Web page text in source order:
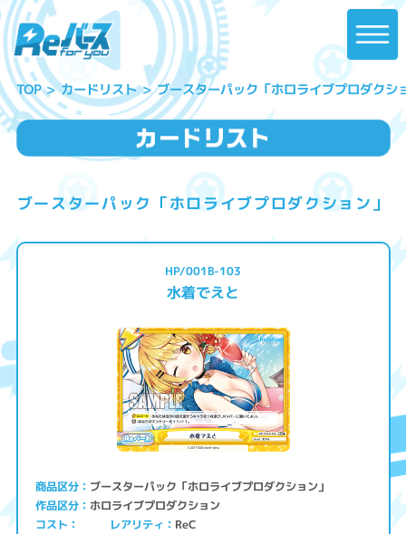
TOP カードリスト ブースターパック「ホロライブプロダクシ
ブースターパック「ホロライブプロダクション」
HP/001B-103
水着でえと
商品区分 ブースターパック「ホロライブプロダクション」
作品区分 ホロライブプロダクション
コスト レアリティ ReC